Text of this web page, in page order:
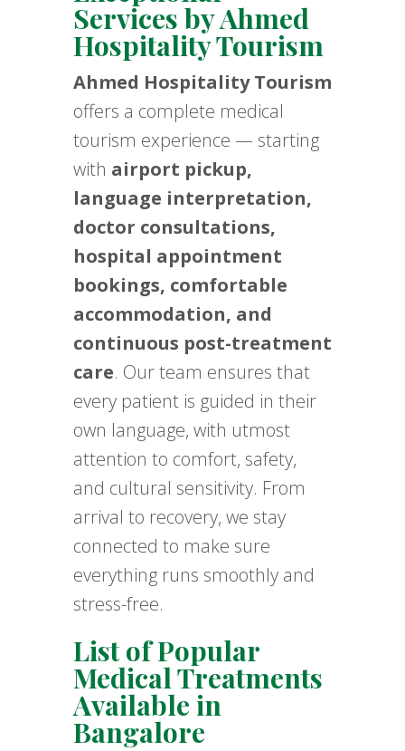
Services by Ahmed
Hospitality Tourism
Ahmed Hospitality Tourism
offers a complete medical
tourism experience — starting
with airport pickup,
language interpretation,
doctor consultations,
hospital appointment
bookings, comfortable
accommodation, and
continuous post-treatment
care. Our team ensures that
every patient is guided in their
own language, with utmost
attention to comfort, safety,
and cultural sensitivity. From
arrival to recovery, we stay
connected to make sure
everything runs smoothly and
stress-free.
List of Popular
Medical Treatments
Available in
Bangalore